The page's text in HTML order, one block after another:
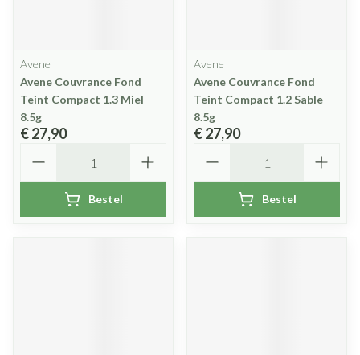
Avene
Avene Couvrance Fond
Teint Compact 1.3 Miel
8.5g
€ 27,90
Bestel
Avene
Avene Couvrance Fond
Teint Compact 1.2 Sable
8.5g
€ 27,90
Bestel